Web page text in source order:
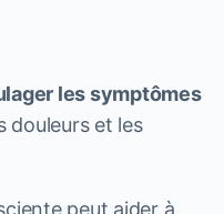
les symptômes
douleurs et les
peut aider à